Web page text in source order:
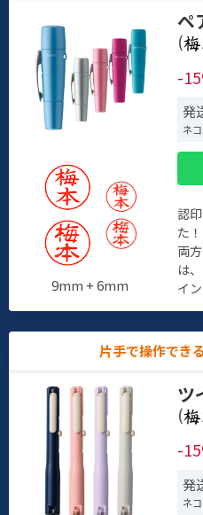
9mm + 6mm
ペ
(
-
発
ネ
認
た！
両
は
イ
片手で操作でき
ツ
(
-
発
ネ